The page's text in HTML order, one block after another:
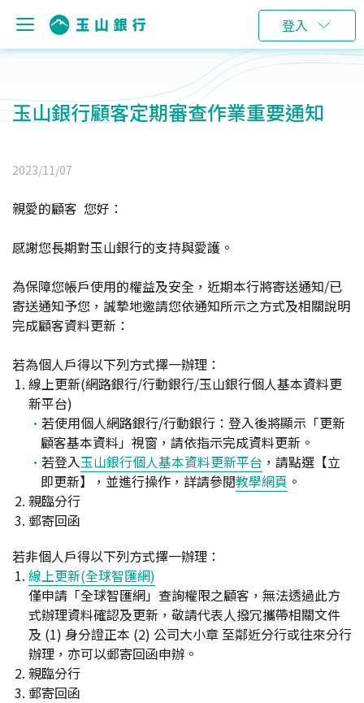
登入
玉山銀行顧客定期審查作業重要通知
2023/11/07
親愛的顧客 您好：
感謝您長期對玉山銀行的支持與愛護。
為保障您帳戶使用的權益及安全，近期本行將寄送通知/已
寄送通知予您，誠摯地邀請您依通知所示之方式及相關說明
完成顧客資料更新：
若為個人戶得以下列方式擇一辦理：
線上更新(網路銀行/行動銀行/玉山銀行個人基本資料更
新平台)
若使用個人網路銀行/行動銀行：登入後將顯示「更新
顧客基本資料」視窗，請依指示完成資料更新。
若登入玉山銀行個人基本資料更新平台 ，請點選【立
即更新】，並進行操作，詳請參閱教學網頁 。
親臨分行
郵寄回函
若非個人戶得以下列方式擇一辦理：
線上更新(全球智匯網)
僅申請「全球智匯網」查詢權限之顧客，無法透過此方
式辦理資料確認及更新，敬請代表人撥冗攜帶相關文件
及 (1) 身分證正本 (2) 公司大小章 至鄰近分行或往來分行
辦理，亦可以郵寄回函申辦。
親臨分行
郵寄回函